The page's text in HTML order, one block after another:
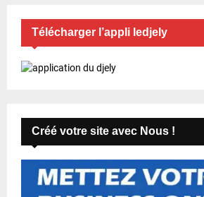
a
t
i
n
s
Télécharger l’appli ledjely
Créé votre site avec Nous !